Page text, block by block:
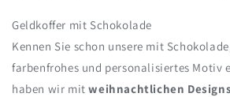
Geldkoffer mit Schokolade
Kennen Sie schon unsere mit
farbenfrohes und personalisiertes Motiv
haben wir mit weihnachtlichen Designs